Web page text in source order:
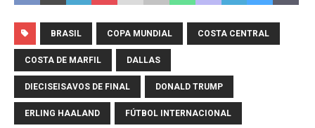
BRASIL COPA MUNDIAL COSTA CENTRAL
COSTA DE MARFIL DALLAS
DIECISEISAVOS DE FINAL DONALD TRUMP
ERLING HAALAND FÚTBOL INTERNACIONAL